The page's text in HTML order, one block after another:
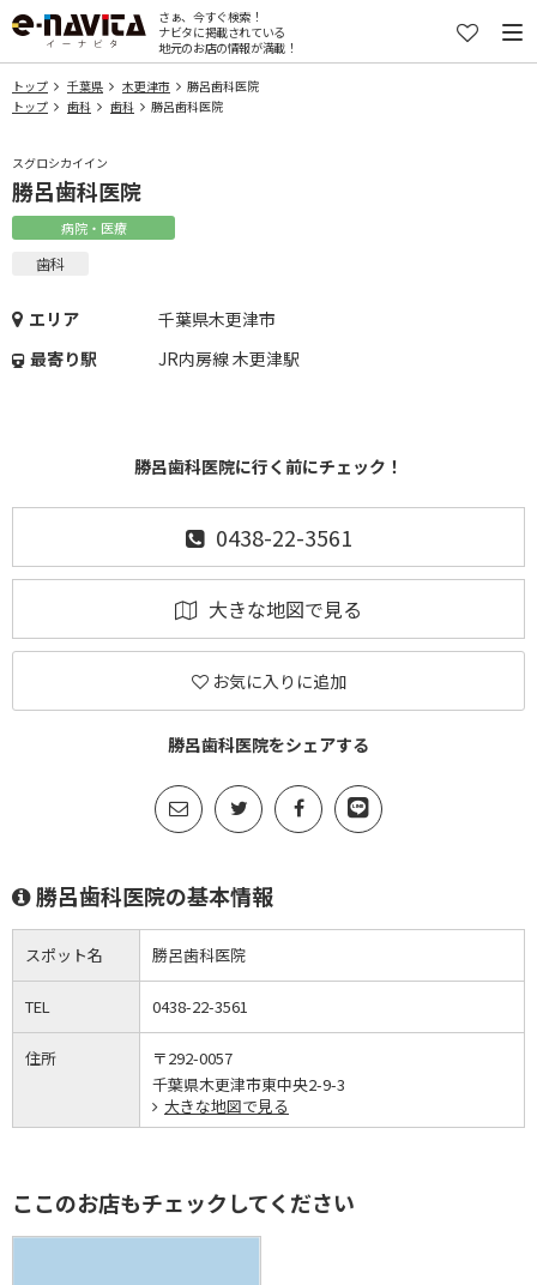
さぁ、今すぐ検索！
ナビタに掲載されている
地元のお店の情報が満載！
トップ 千葉県 木更津市
勝呂歯科医院
トップ
歯科 歯科 勝呂歯科医院
スグロシカイイン
勝呂歯科医院
病院・医療
歯科
エリア
千葉県木更津市
最寄り駅
JR内房線 木更津駅
勝呂歯科医院に行く前にチェック！
0438-22-3561
大きな地図で見る
お気に入りに追加
勝呂歯科医院をシェアする
勝呂歯科医院の基本情報
スポット名 勝呂歯科医院
TEL 0438-22-3561
住所
〒292-0057
千葉県木更津市東中央2-9-3
大きな地図で見る
ここのお店もチェックしてください